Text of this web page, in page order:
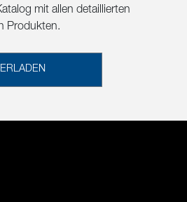
mit allen detaillierten
Produkten.